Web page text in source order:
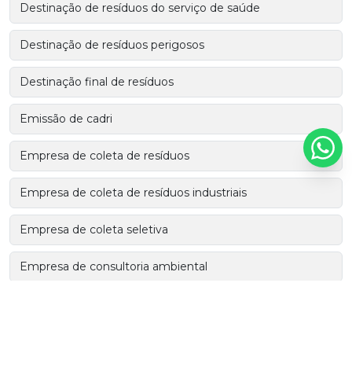
Destinação de resíduos do serviço de saúde
Destinação de resíduos perigosos
Destinação final de resíduos
Emissão de cadri
Empresa de coleta de resíduos
Empresa de coleta de resíduos industriais
Empresa de coleta seletiva
Empresa de consultoria ambiental